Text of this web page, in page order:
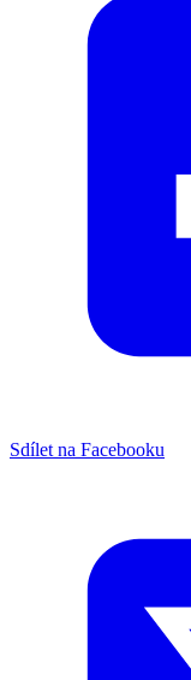
Sdílet na Facebooku